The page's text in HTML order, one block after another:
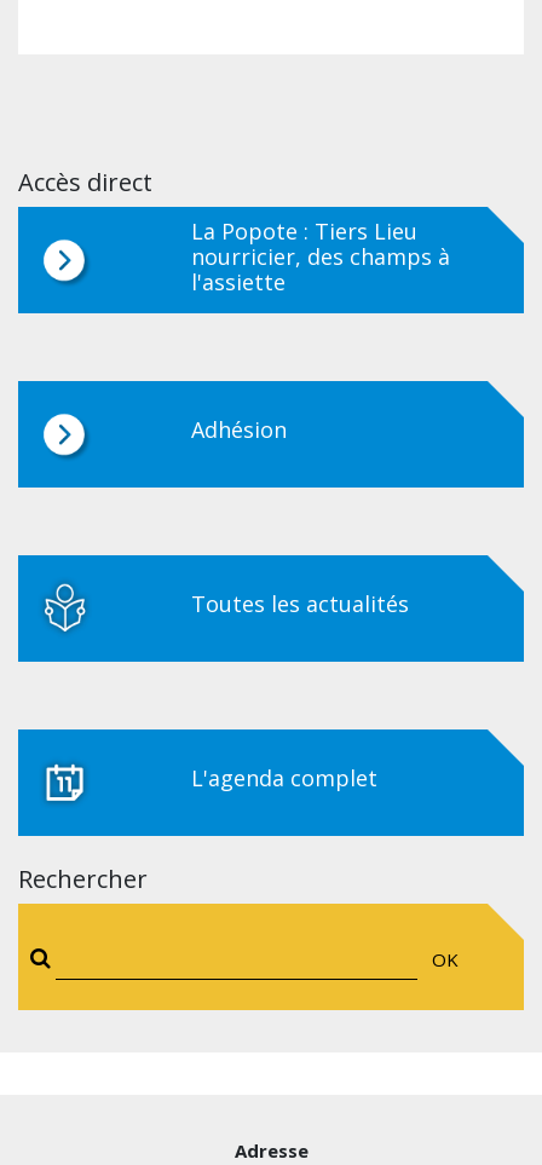
Accès direct
La Popote : Tiers Lieu
nourricier, des champs à
l'assiette
Adhésion
Toutes les actualités
L'agenda complet
Rechercher
OK
Adresse